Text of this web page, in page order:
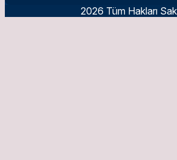
2026 Tüm Hakları